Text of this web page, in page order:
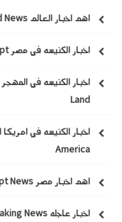
اهم اخبار العالم World News
اخبار الكنيسه في مصر Church news in Egypt
Land
America
اهم اخبار مصر Egypt News
اخبار عاجله Breaking News